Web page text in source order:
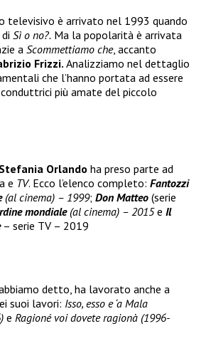
televisivo è arrivato nel 1993 quando
Sì o no?. Ma la popolarità è arrivata
a Scommettiamo che, accanto
Frizzi.Analizziamo nel dettaglio
che l’hanno portata ad essere
più amate del piccolo
Stefania Orlando ha preso parte ad
e TV. Ecco l’elenco completo: Fantozzi
(al cinema) – 1999; Don Matteo (serie
mondiale(al cinema) – 2015e Il
– serie TV – 2019
abbiamo detto, ha lavorato anche a
suoi lavori: Isso, esso e ‘a Mala
e Ragioné voi dovete ragionà (1996-